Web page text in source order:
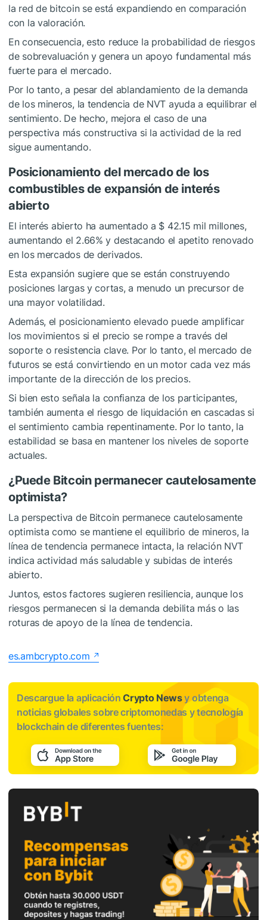
la red de bitcoin se está expandiendo en comparación
con la valoración.
En consecuencia, esto reduce la probabilidad de riesgos
de sobrevaluación y genera un apoyo fundamental más
fuerte para el mercado.
Por lo tanto, a pesar del ablandamiento de la demanda
de los mineros, la tendencia de NVT ayuda a equilibrar el
sentimiento. De hecho, mejora el caso de una
perspectiva más constructiva si la actividad de la red
sigue aumentando.
Posicionamiento del mercado de los
combustibles de expansión de interés
abierto
El interés abierto ha aumentado a $ 42.15 mil millones,
aumentando el 2.66% y destacando el apetito renovado
en los mercados de derivados.
Esta expansión sugiere que se están construyendo
posiciones largas y cortas, a menudo un precursor de
una mayor volatilidad.
Además, el posicionamiento elevado puede amplificar
los movimientos si el precio se rompe a través del
soporte o resistencia clave. Por lo tanto, el mercado de
futuros se está convirtiendo en un motor cada vez más
importante de la dirección de los precios.
Si bien esto señala la confianza de los participantes,
también aumenta el riesgo de liquidación en cascadas si
el sentimiento cambia repentinamente. Por lo tanto, la
estabilidad se basa en mantener los niveles de soporte
actuales.
¿Puede Bitcoin permanecer cautelosamente
optimista?
La perspectiva de Bitcoin permanece cautelosamente
optimista como se mantiene el equilibrio de mineros, la
línea de tendencia permanece intacta, la relación NVT
indica actividad más saludable y subidas de interés
abierto.
Juntos, estos factores sugieren resiliencia, aunque los
riesgos permanecen si la demanda debilita más o las
roturas de apoyo de la línea de tendencia.
es.ambcrypto.com
Descargue la aplicaciónCrypto Newsy obtenga
noticias globales sobre criptomonedas y tecnología
blockchain de diferentes fuentes: